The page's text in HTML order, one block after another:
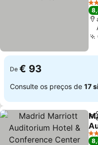
4
De € 93
Consulte os preços de 17
4